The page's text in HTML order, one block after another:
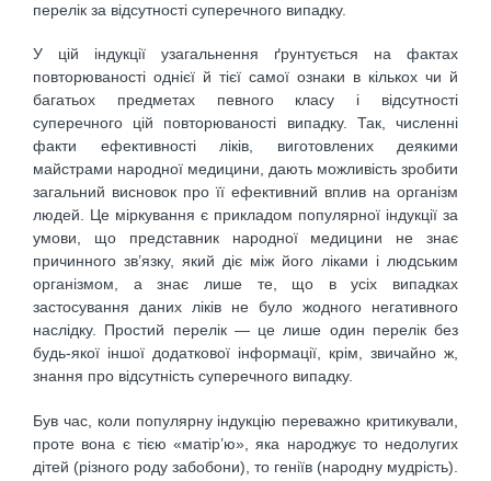
перелік за відсутності суперечного випадку.
У цій індукції узагальнення ґрунтується на фактах
повторюваності однієї й тієї самої ознаки в кількох чи й
багатьох предметах певного класу і відсутності
суперечного цій повторюваності випадку. Так, численні
факти ефективності ліків, виготовлених деякими
майстрами народної медицини, дають можливість зробити
загальний висновок про її ефективний вплив на організм
людей. Це міркування є прикладом популярної індукції за
умови, що представник народної медицини не знає
причинного зв’язку, який діє між його ліками і людським
організмом, а знає лише те, що в усіх випадках
застосування даних ліків не було жодного негативного
наслідку. Простий перелік — це лише один перелік без
будь-якої іншої додаткової інформації, крім, звичайно ж,
знання про відсутність суперечного випадку.
Був час, коли популярну індукцію переважно критикували,
проте вона є тією «матір’ю», яка народжує то недолугих
дітей (різного роду забобони), то геніїв (народну мудрість).